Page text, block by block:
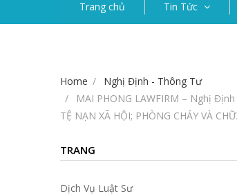
Trang chủ Tin Tức
Home
Nghị Định - Thông Tư
MAI PHONG LAWFIRM – Nghị
TỆ NẠN XÃ HỘI; PHÒNG CHÁY VÀ
TRANG
Dịch Vụ Luật Sư